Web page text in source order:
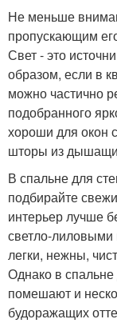
Не меньше
пропускающим
Свет - это
образом, если в
можно частично
подобранного
хороши для окон
шторы из
В спальне для
подбирайте
интерьер лучше
светло-
легки, нежны,
Однако в
помешают и
будоражащих